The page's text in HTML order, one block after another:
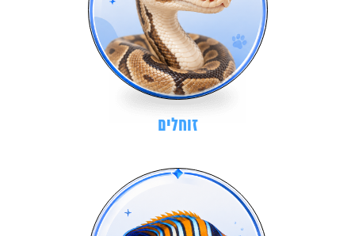
זוחלים